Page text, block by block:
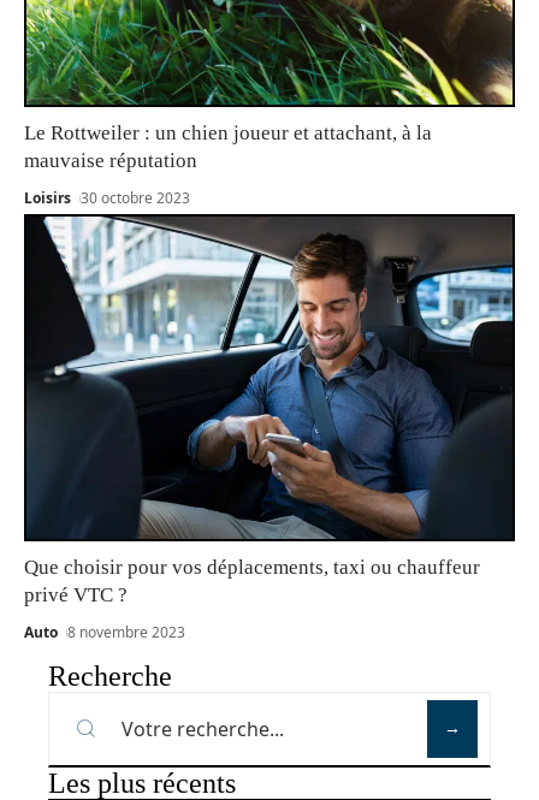
Le Rottweiler : un chien joueur et attachant, à la
mauvaise réputation
Loisirs 30 octobre 2023
Que choisir pour vos déplacements, taxi ou chauffeur
privé VTC ?
Auto 8 novembre 2023
Recherche
Les plus récents